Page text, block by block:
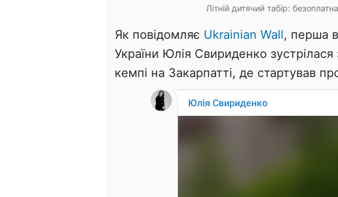
Літній дитячий табір:
Як повідомляє Ukrainian Wall, перша
України Юлія Свириденко зустрілася
кемпі на Закарпатті, де стартував